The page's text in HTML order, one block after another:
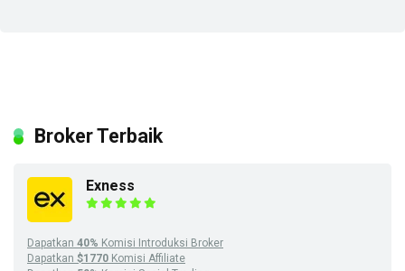
Broker Terbaik
Exness
Dapatkan 40% Komisi Introduksi Broker
Dapatkan $1770 Komisi Affiliate